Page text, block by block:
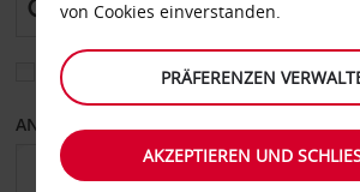
Eine andere Rückgabestation
ANFANGSDATUM
von Cookies einverstanden.
PRÄFERENZEN
AKZEPTIEREN UND